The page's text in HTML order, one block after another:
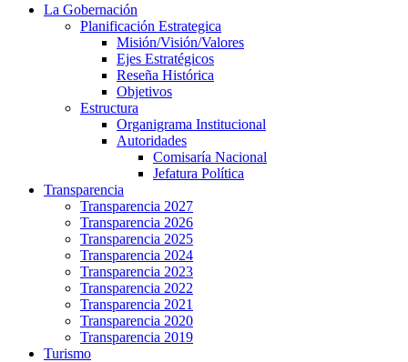
La Gobernación
Planificación Estrategica
Misión/Visión/Valores
Ejes Estratégicos
Reseña Histórica
Objetivos
Estructura
Organigrama Institucional
Autoridades
Comisaría Nacional
Jefatura Política
Transparencia
Transparencia 2027
Transparencia 2026
Transparencia 2025
Transparencia 2024
Transparencia 2023
Transparencia 2022
Transparencia 2021
Transparencia 2020
Transparencia 2019
Turismo